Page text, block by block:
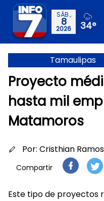
SÁB.,
8
2026 34°
Tamaulipas
Proyecto
hasta mil
Matamoros
Por: Cristhian Ramos
Compartir
Este tipo de proyectos